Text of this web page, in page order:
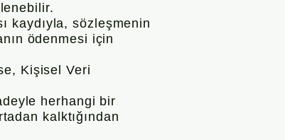
kaydıyla, sözleşmenin
ödenmesi için
Kişisel Veri
herhangi bir
kalktığından